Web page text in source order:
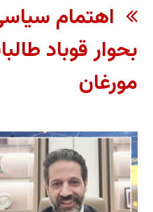
اهتمام
بحوار قوباد
مورغان